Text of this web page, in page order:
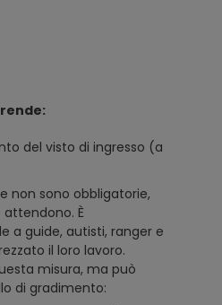
del visto di ingresso (a
non sono obbligatorie,
È
a guide, autisti, ranger e
il loro lavoro.
misura, ma può
di gradimento: